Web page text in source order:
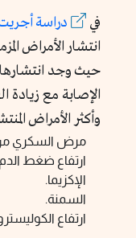
في دراسة
انتشار الأمراض
حيث وجد
وأكثر الأمراض
مرض السكري من
ارتفاع ضغط
الإكزيما.
السمنة.
ارتفاع